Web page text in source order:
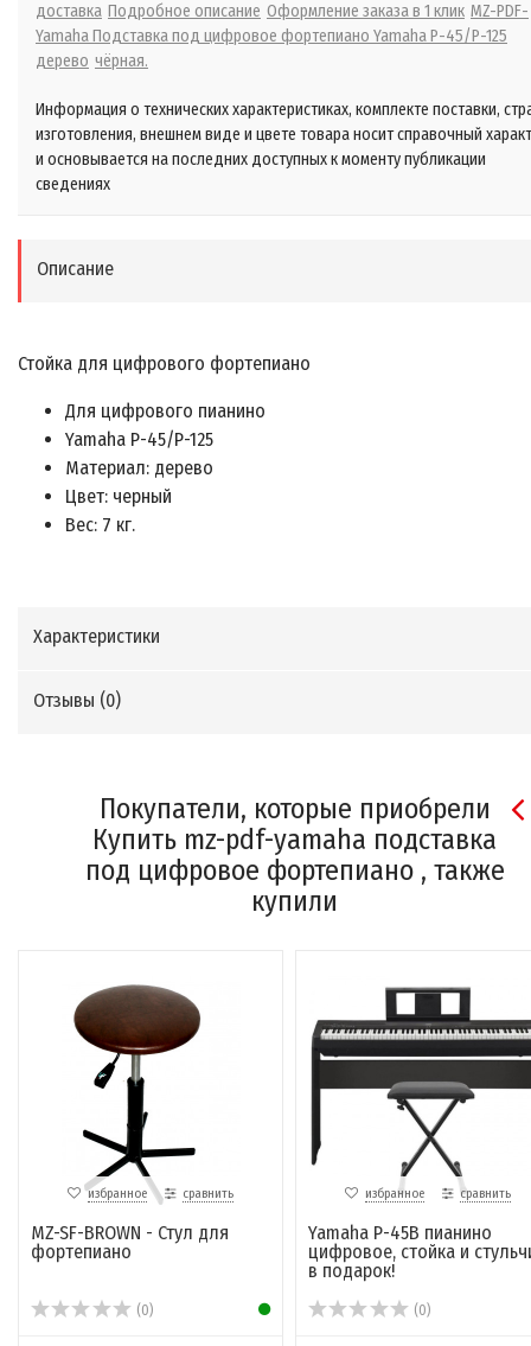
доставка Подробное описание Оформление заказа в 1 клик MZ-PDF-
Yamaha Подставка под цифровое фортепиано Yamaha P-45/Р-125
дерево чёрная.
Информация о технических характеристиках, комплекте поставки,
изготовления, внешнем виде и цвете товара носит справочный
и основывается на последних доступных к моменту публикации
сведениях
Описание
Стойка для цифрового фортепиано
Для цифрового пианино
Yamaha P-45/P-125
Материал: дерево
Цвет: черный
Вес: 7 кг.
Характеристики
Отзывы (0)
Покупатели, которые приобрели
Купить mz-pdf-yamaha подставка
под цифровое фортепиано , также
купили
избранное сравнить
MZ-SF-BROWN - Стул для
фортепиано
(0)
избранное сравнить
Yamaha P-45B пианино
цифровое, стойка и
в подарок!
(0)